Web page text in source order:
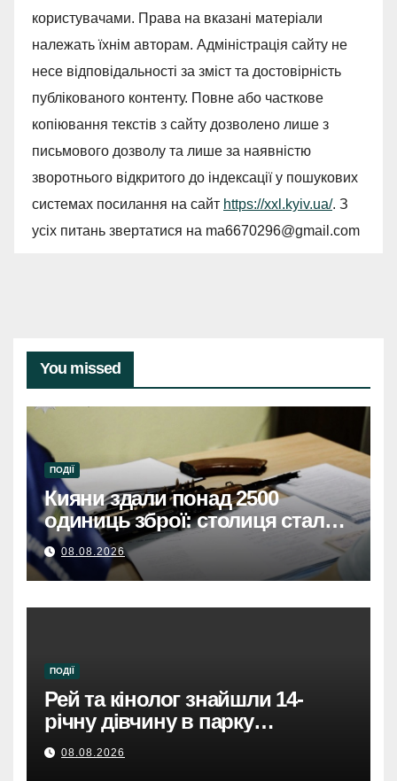
користувачами. Права на вказані матеріали
належать їхнім авторам. Адміністрація сайту не
несе відповідальності за зміст та достовірність
публікованого контенту. Повне або часткове
копіювання текстів з сайту дозволено лише з
письмового дозволу та лише за наявністю
зворотнього відкритого до індексації у пошукових
системах посилання на сайт https://xxl.kyiv.ua/. З
усіх питань звертатися на ma6670296@gmail.com
You missed
ПОДІЇ
Кияни здали понад 2500
одиниць зброї: столиця стала
безпечнішою
08.08.2026
ПОДІЇ
Рей та кінолог знайшли 14-
річну дівчину в парку
Святошинського району.
08.08.2026